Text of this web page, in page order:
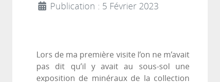
Publication : 5 Février 2023
Lors de ma première visite l’on ne m’avait
pas dit qu’il y avait au sous-sol une
exposition de minéraux de la collection